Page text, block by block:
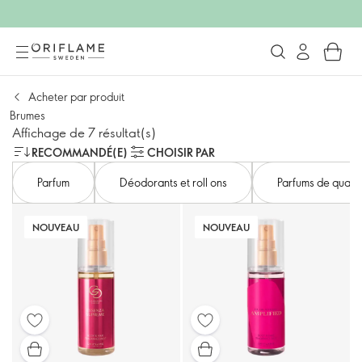
Acheter par produit
Brumes
Affichage de 7 résultat(s)
RECOMMANDÉ(E)
CHOISIR PAR
Parfum
Déodorants et roll ons Parfums de
NOUVEAU NOUVEAU